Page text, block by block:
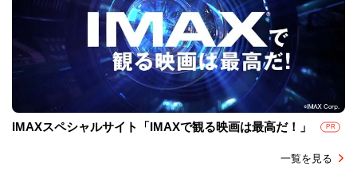
IMAXスペシャルサイト「IMAXで観る映画は最高だ！」 PR
一覧を見る